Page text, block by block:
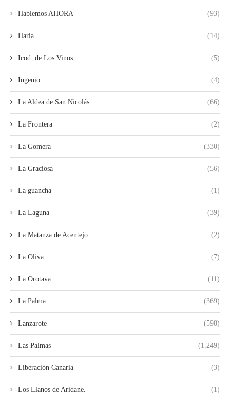
Hablemos AHORA (93)
Haría (14)
Icod. de Los Vinos (5)
Ingenio (4)
La Aldea de San Nicolás (66)
La Frontera (2)
La Gomera (330)
La Graciosa (56)
La guancha (1)
La Laguna (39)
La Matanza de Acentejo (2)
La Oliva (7)
La Orotava (11)
La Palma (369)
Lanzarote (598)
Las Palmas (1.249)
Liberación Canaria (3)
Los Llanos de Aridane. (1)